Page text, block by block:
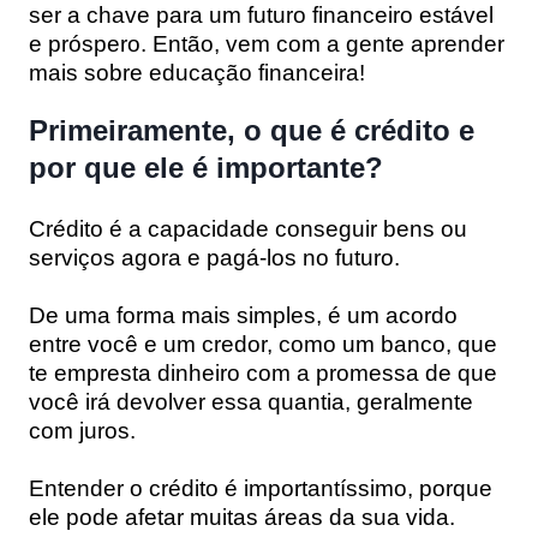
ser a chave para um futuro financeiro estável
e próspero. Então, vem com a gente aprender
mais sobre educação financeira!
Primeiramente, o que é crédito e
por que ele é importante?
Crédito é a capacidade conseguir bens ou
serviços agora e pagá-los no futuro.
De uma forma mais simples, é um acordo
entre você e um credor, como um banco, que
te empresta dinheiro com a promessa de que
você irá devolver essa quantia, geralmente
com juros.
Entender o crédito é importantíssimo, porque
ele pode afetar muitas áreas da sua vida.